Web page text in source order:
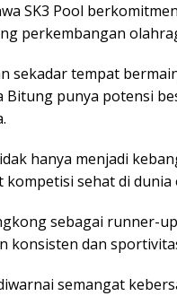
SK3 Pool
perkembangan
sekadar tempat
Bitung punya potensi
hanya menjadi
kompetisi sehat di
sebagai runner-
konsisten dan
semangat